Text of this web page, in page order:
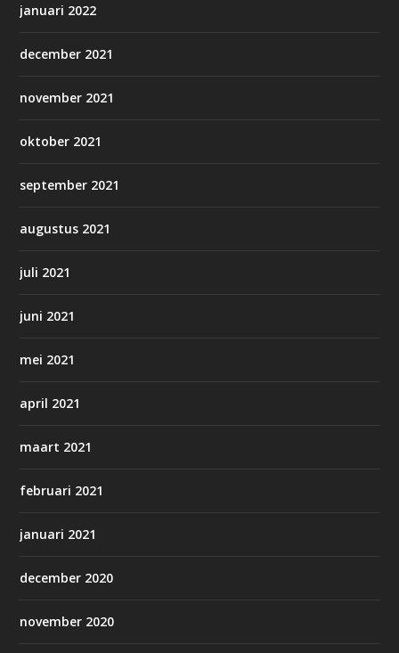
januari 2022
december 2021
november 2021
oktober 2021
september 2021
augustus 2021
juli 2021
juni 2021
mei 2021
april 2021
maart 2021
februari 2021
januari 2021
december 2020
november 2020